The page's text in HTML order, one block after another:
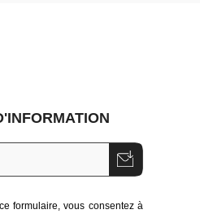
formulaire, vous consentez à